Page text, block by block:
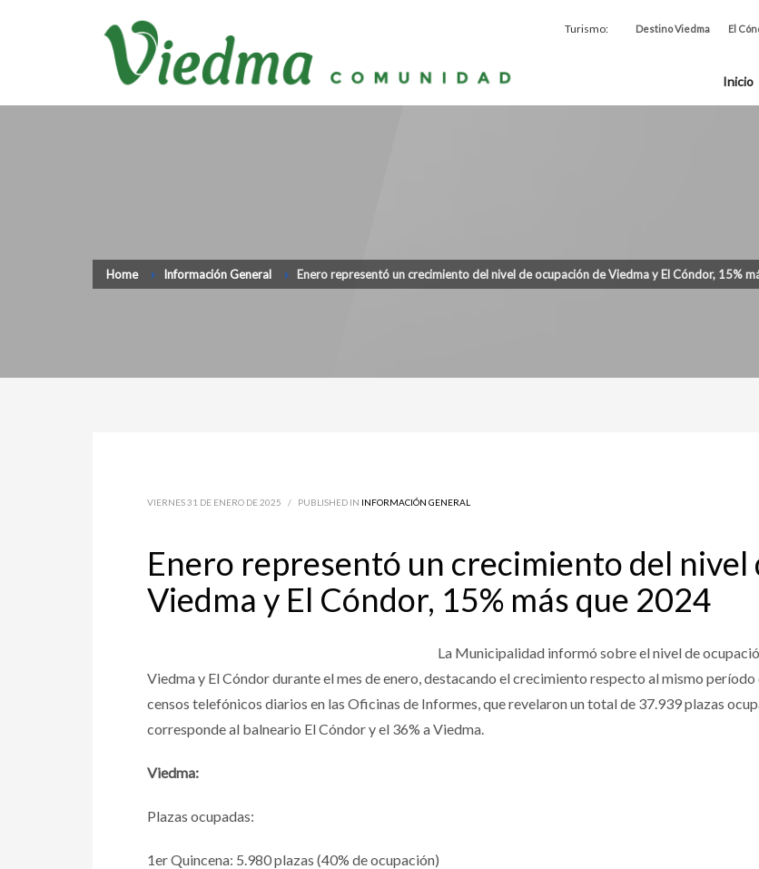
Turismo: Destino Viedma El
Inicio
Home Información General Enero representó un crecimiento del nivel de ocupación de Viedma y El Cóndor, 15%
VIERNES 31 DE ENERO DE 2025 / PUBLISHED IN INFORMACIÓN GENERAL
Enero representó un crecimiento del nivel
Viedma y El Cóndor, 15% más que 2024
La Municipalidad informó sobre el nivel de
Viedma y El Cóndor durante el mes de enero, destacando el crecimiento respecto al mismo
censos telefónicos diarios en las Oficinas de Informes, que revelaron un total de 37.939 plazas
corresponde al balneario El Cóndor y el 36% a Viedma.
Viedma:
Plazas ocupadas:
1er Quincena: 5.980 plazas (40% de ocupación)